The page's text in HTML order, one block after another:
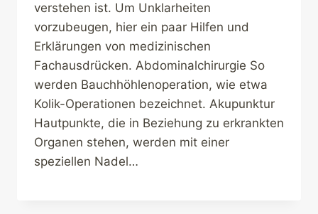
verstehen ist. Um Unklarheiten
vorzubeugen, hier ein paar Hilfen und
Erklärungen von medizinischen
Fachausdrücken. Abdominalchirurgie So
werden Bauchhöhlenoperation, wie etwa
Kolik-Operationen bezeichnet. Akupunktur
Hautpunkte, die in Beziehung zu erkrankten
Organen stehen, werden mit einer
speziellen Nadel…